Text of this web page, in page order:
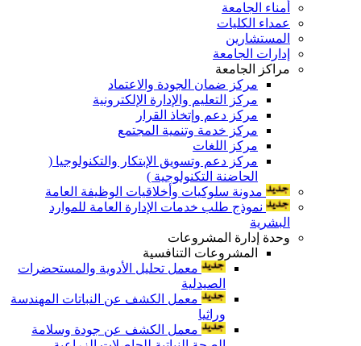
أمناء الجامعة
عمداء الكليات
المستشارين
إدارات الجامعة
مراكز الجامعة
مركز ضمان الجودة والاعتماد
مركز التعليم والإدارة الإلكترونية
مركز دعم وإتخاذ القرار
مركز خدمة وتنمية المجتمع
مركز اللغات
مركز دعم وتسويق الإبتكار والتكنولوجيا (
الحاضنة التكنولوجية )
مدونة سلوكيات وأخلاقيات الوظيفة العامة
نموذج طلب خدمات الإدارة العامة للموارد
البشرية
وحدة إدارة المشروعات
المشروعات التنافسية
معمل تحليل الأدوية والمستحضرات
الصيدلية
معمل الكشف عن النباتات المهندسة
وراثيا
معمل الكشف عن جودة وسلامة